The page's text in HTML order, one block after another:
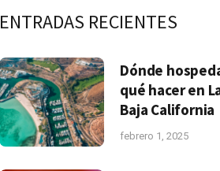
ENTRADAS RECIENTES
Dónde
qué hacer en
Baja California
febrero 1, 2025